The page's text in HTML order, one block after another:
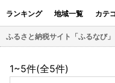
ランキング 地域一覧 カテ
ふるさと納税サイト「ふるなび」
1~5件(全5件)